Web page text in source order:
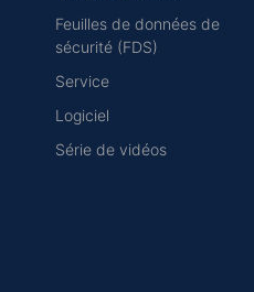
Feuilles de données de
sécurité (FDS)
Service
Logiciel
Série de vidéos